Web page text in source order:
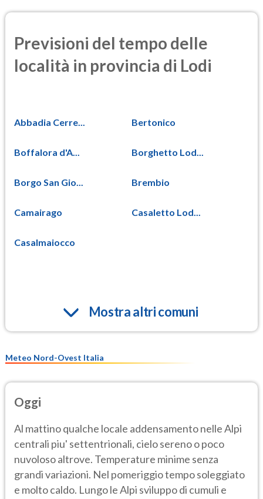
Previsioni del tempo delle
località in provincia di Lodi
Abbadia Cerre... Bertonico
Boffalora d'A... Borghetto Lod...
Borgo San Gio... Brembio
Camairago Casaletto Lod...
Casalmaiocco
Mostra altri comuni
Meteo Nord-Ovest Italia
Oggi
Al mattino qualche locale addensamento nelle Alpi
centrali piu' settentrionali, cielo sereno o poco
nuvoloso altrove. Temperature minime senza
grandi variazioni. Nel pomeriggio tempo soleggiato
e molto caldo. Lungo le Alpi sviluppo di cumuli e